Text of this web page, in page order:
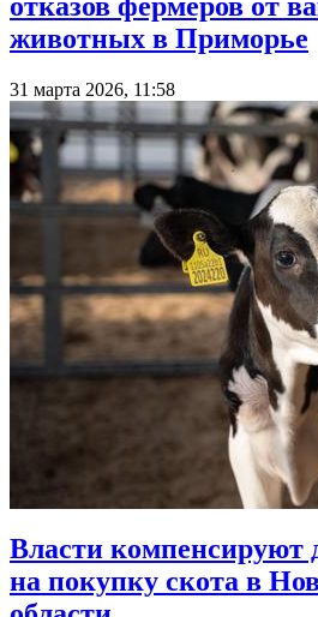
отказов фермеров от
животных в Приморье
31 марта 2026, 11:58
Власти компенсируют
на покупку скота в